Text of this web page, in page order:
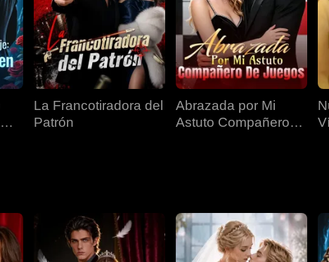
La Francotiradora del
Patrón
Abrazada por Mi
Astuto Compañero